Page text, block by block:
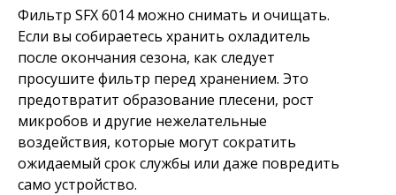
Фильтр SFX 6014 можно снимать и очищать.
Если вы собираетесь хранить охладитель
после окончания сезона, как следует
просушите фильтр перед хранением. Это
предотвратит образование плесени, рост
микробов и другие нежелательные
воздействия, которые могут сократить
ожидаемый срок службы или даже повредить
само устройство.